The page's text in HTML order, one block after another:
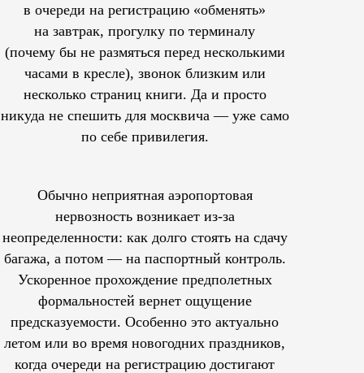
в очереди на регистрацию «обменять»
на завтрак, прогулку по терминалу
(почему бы не размяться перед несколькими
часами в кресле), звонок близким или
несколько страниц книги. Да и просто
никуда не спешить для москвича — уже само
по себе привилегия.
Обычно неприятная аэропортовая
нервозность возникает из-за
неопределенности: как долго стоять на сдачу
багажа, а потом — на паспортный контроль.
Ускоренное прохождение предполетных
формальностей вернет ощущение
предсказуемости. Особенно это актуально
летом или во время новогодних праздников,
когда очереди на регистрацию достигают